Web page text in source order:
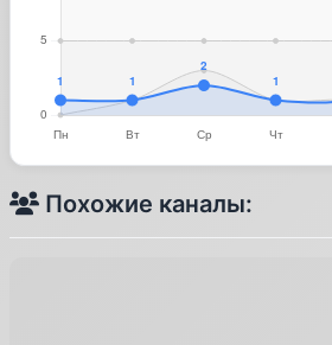
Похожие каналы: